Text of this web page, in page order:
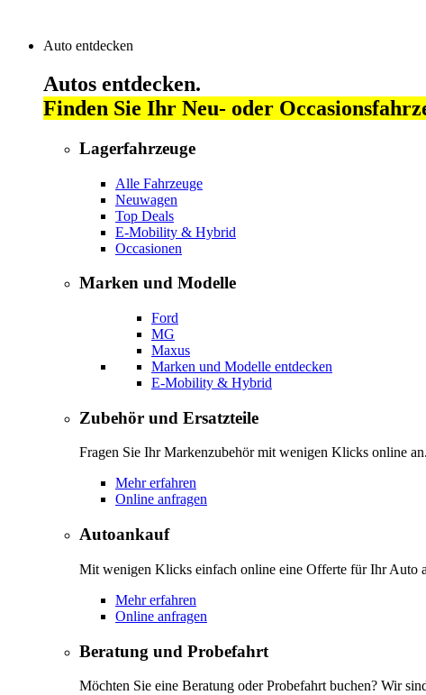
Auto entdecken
Autos entdecken.
Finden Sie Ihr Neu- oder
Lagerfahrzeuge
Alle Fahrzeuge
Neuwagen
Top Deals
E-Mobility & Hybrid
Occasionen
Marken und Modelle
Ford
MG
Maxus
Marken und Modelle entdecken
E-Mobility & Hybrid
Zubehör und Ersatzteile
Fragen Sie Ihr Markenzubehör mit wenigen Klicks online an.
Mehr erfahren
Online anfragen
Autoankauf
Mit wenigen Klicks einfach online eine Offerte für Ihr Auto
Mehr erfahren
Online anfragen
Beratung und Probefahrt
Möchten Sie eine Beratung oder Probefahrt buchen? Wir